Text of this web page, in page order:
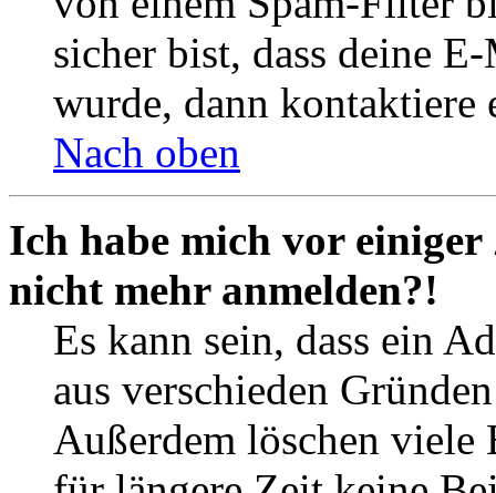
sicher bist, dass deine
wurde, dann kontaktiere
Nach oben
Ich habe mich vor
nicht mehr anmelden?!
Es kann sein, dass ein
aus verschieden
Außerdem löschen viele